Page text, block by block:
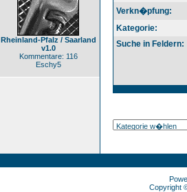
Rheinland-Pfalz / Saarland
v1.0
Kommentare: 116
Eschy5
Verkn�pfung:
Kategorie:
Suche in Feldern:
Copyright